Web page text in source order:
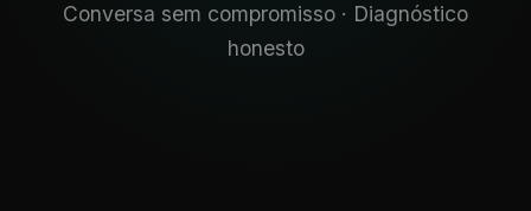
Conversa sem compromisso · Diagnóstico
honesto